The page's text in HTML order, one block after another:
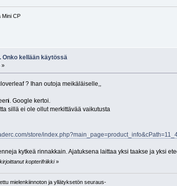
Mini CP
Onko kellään käytössä
»
? Ihan outoja meikäläiselle,,
i. Google kertoi.
sillä ei ole ollut merkittävää vaikutusta
store/
kytkeä rinnakkain. Ajatuksena laittaa yksi taakse ja yksi
kopterifriikki»
mielenkiinnoton ja yllätyksetön seuraus-